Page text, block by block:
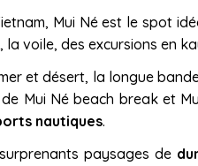
Mui Né est le spot
la voile, des excursions en
et désert, la longue
de Mui Né beach break et
nautiques.
paysages de